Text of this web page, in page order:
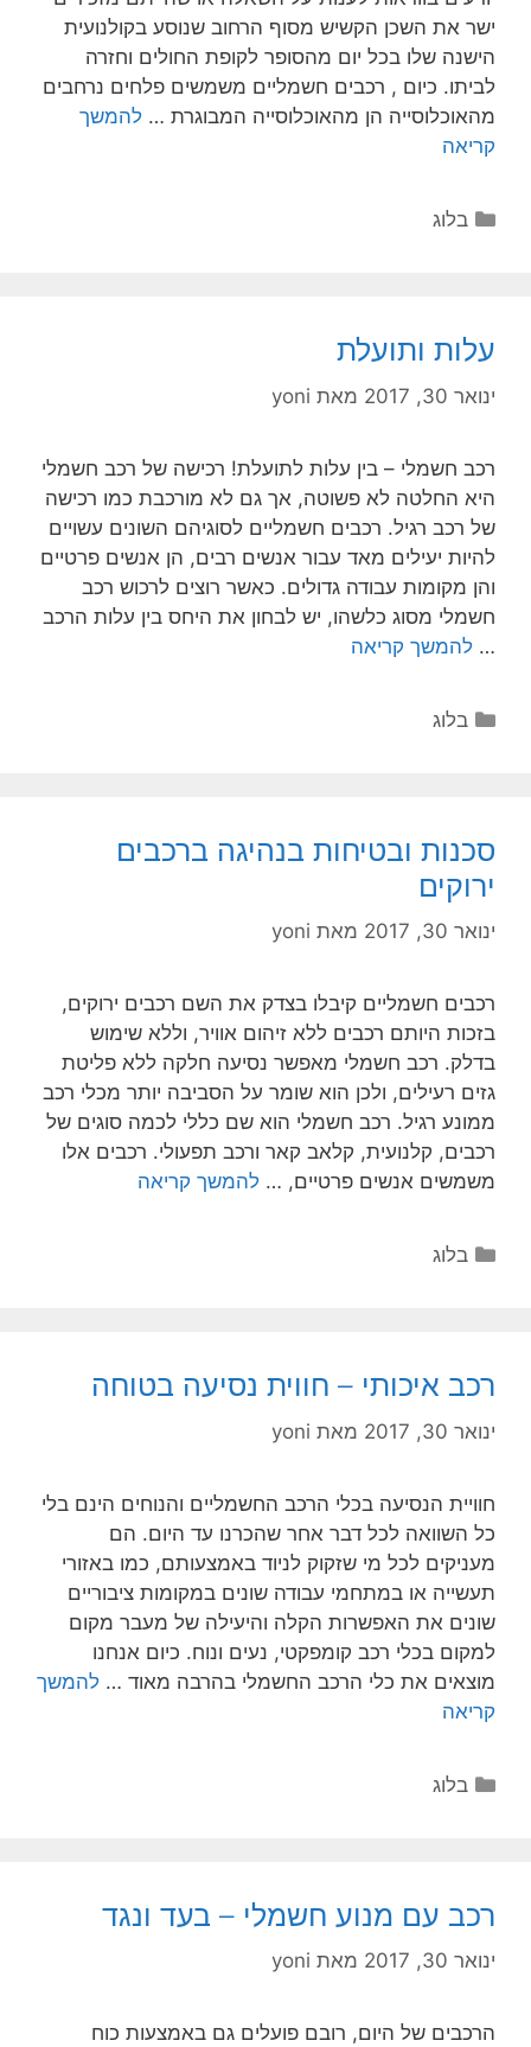
ישר את השכן הקשיש מסוף הרחוב שנוסע בקולנועית
הישנה שלו בכל יום מהסופר לקופת החולים וחזרה
לביתו. כיום , רכבים חשמליים משמשים פלחים נרחבים
מהאוכלוסייה הן מהאוכלוסייה המבוגרת …להמשך
קריאה
בלוג
עלות ותועלת
ינואר 30, 2017 מאתyoni
רכב חשמלי – בין עלות לתועלת! רכישה של רכב חשמלי
היא החלטה לא פשוטה, אך גם לא מורכבת כמו רכישה
של רכב רגיל. רכבים חשמליים לסוגיהם השונים עשויים
להיות יעילים מאד עבור אנשים רבים, הן אנשים פרטיים
והן מקומות עבודה גדולים. כאשר רוצים לרכוש רכב
חשמלי מסוג כלשהו, יש לבחון את היחס בין עלות הרכב
…להמשך קריאה
בלוג
סכנות ובטיחות בנהיגה ברכבים
ירוקים
ינואר 30, 2017 מאתyoni
רכבים חשמליים קיבלו בצדק את השם רכבים ירוקים,
בזכות היותם רכבים ללא זיהום אוויר, וללא שימוש
בדלק. רכב חשמלי מאפשר נסיעה חלקה ללא פליטת
גזים רעילים, ולכן הוא שומר על הסביבה יותר מכלי רכב
ממונע רגיל. רכב חשמלי הוא שם כללי לכמה סוגים של
רכבים, קלנועית, קלאב קאר ורכב תפעולי. רכבים אלו
משמשים אנשים פרטיים, …להמשך קריאה
בלוג
רכב איכותי – חווית נסיעה בטוחה
ינואר 30, 2017 מאתyoni
חוויית הנסיעה בכלי הרכב החשמליים והנוחים הינם בלי
כל השוואה לכל דבר אחר שהכרנו עד היום. הם
מעניקים לכל מי שזקוק לניוד באמצעותם, כמו באזורי
תעשייה או במתחמי עבודה שונים במקומות ציבוריים
שונים את האפשרות הקלה והיעילה של מעבר מקום
למקום בכלי רכב קומפקטי, נעים ונוח. כיום אנחנו
מוצאים את כלי הרכב החשמלי בהרבה מאוד …להמשך
קריאה
בלוג
רכב עם מנוע חשמלי – בעד ונגד
ינואר 30, 2017 מאתyoni
הרכבים של היום, רובם פועלים גם באמצעות כוח